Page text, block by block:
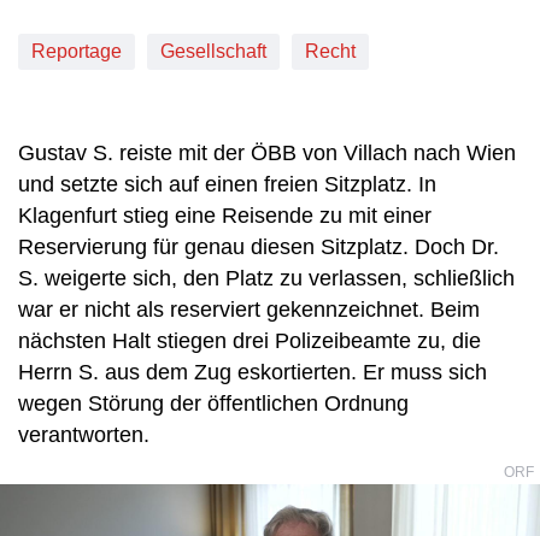
Reportage Gesellschaft Recht
Gustav S. reiste mit der ÖBB von Villach nach Wien
und setzte sich auf einen freien Sitzplatz. In
Klagenfurt stieg eine Reisende zu mit einer
Reservierung für genau diesen Sitzplatz. Doch Dr.
S. weigerte sich, den Platz zu verlassen, schließlich
war er nicht als reserviert gekennzeichnet. Beim
nächsten Halt stiegen drei Polizeibeamte zu, die
Herrn S. aus dem Zug eskortierten. Er muss sich
wegen Störung der öffentlichen Ordnung
verantworten.
ORF